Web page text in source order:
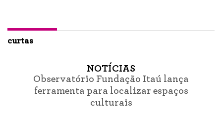
curtas
NOTÍCIAS
Observatório Fundação Itaú lança
ferramenta para localizar espaços
culturais